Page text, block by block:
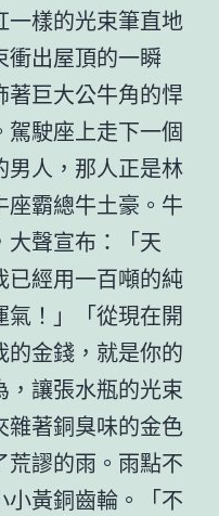
一樣的光束筆直地
衝出屋頂的一瞬
著巨大公牛角的悍
駕駛座上走下一個
男人，那人正是林
霸總牛土豪。牛
大聲宣布：「天
已經用一百噸的純
！」「從現在開
金錢，就是你的
，讓張水瓶的光束
雜著銅臭味的金色
荒謬的雨。雨點不
小黃銅齒輪。「不